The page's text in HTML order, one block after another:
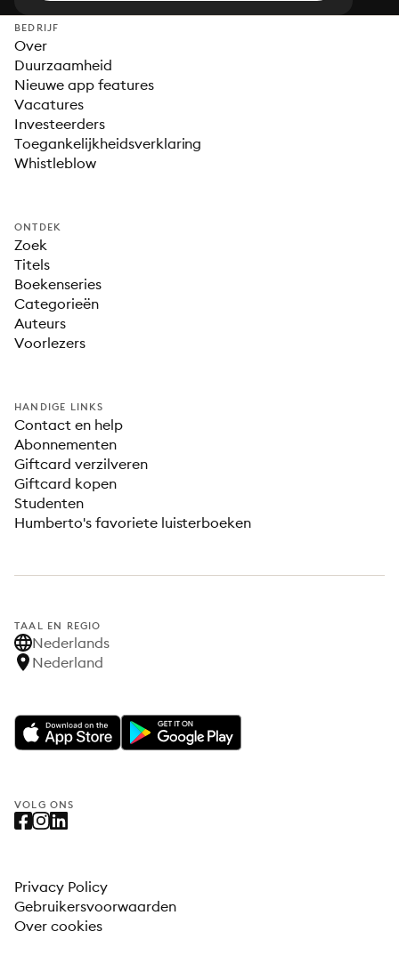
BEDRIJF
Over
Duurzaamheid
Nieuwe app features
Vacatures
Investeerders
Toegankelijkheidsverklaring
Whistleblow
ONTDEK
Zoek
Titels
Boekenseries
Categorieën
Auteurs
Voorlezers
HANDIGE LINKS
Contact en help
Abonnementen
Giftcard verzilveren
Giftcard kopen
Studenten
Humberto's favoriete luisterboeken
TAAL EN REGIO
Nederlands
Nederland
VOLG ONS
Privacy Policy
Gebruikersvoorwaarden
Over cookies